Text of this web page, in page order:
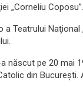
„Corneliu Coposu”.
a Teatrului
născut pe 20 mai
din